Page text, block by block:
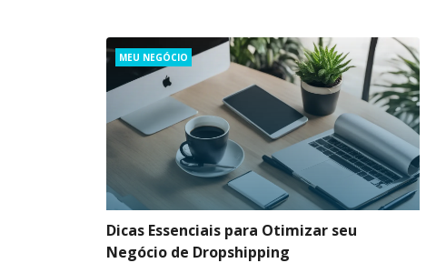
Categories
MEU NEGÓCIO
Dicas Essenciais para Otimizar seu
Negócio de Dropshipping